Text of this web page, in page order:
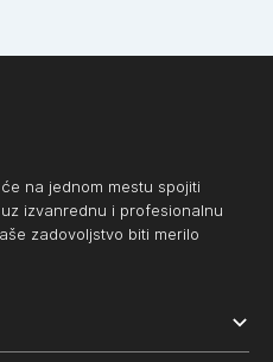
na jednom mestu spojiti
izvanrednu i profesionalnu
zadovoljstvo biti merilo